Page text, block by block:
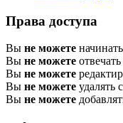
Права доступа
Вы не можете
Вы не можете
Вы не можете
Вы не можете удалять
Вы не можете